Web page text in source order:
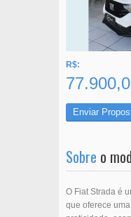
R$:
Enviar
Sobre o
O Fiat Strada é
que oferece